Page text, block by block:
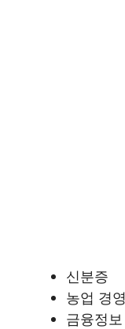
신분증
농업 경
금융정